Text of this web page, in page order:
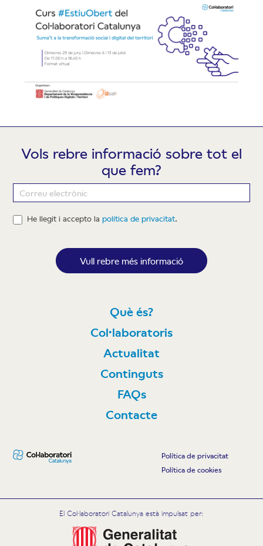
Vols rebre informació sobre tot el
que fem?
Newsletter
He llegit i accepto lapolítica de privacitat.
Vull rebre més informació
Què és?
Col·laboratoris
Actualitat
Continguts
FAQs
Contacte
Política de privacitat
Política de cookies
El Col·laboratori Catalunya està impulsat per: